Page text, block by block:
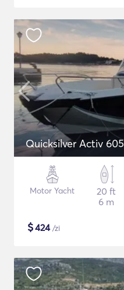
Quicksilver Activ
Motor Yacht
20 ft
6 m
$424/zi